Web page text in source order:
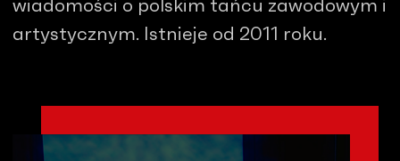
wiadomości o polskim tańcu zawodowym i
artystycznym. Istnieje od 2011 roku.